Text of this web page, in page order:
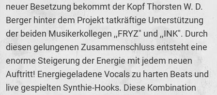
neuer Besetzung bekommt der Kopf Thorsten W. D.
Berger hinter dem Projekt tatkräftige Unterstützung
der beiden Musikerkollegen ,,FRYZ" und ,,INK". Durch
diesen gelungenen Zusammenschluss entsteht eine
enorme Steigerung der Energie mit jedem neuen
Auftritt! Energiegeladene Vocals zu harten Beats und
live gespielten Synthie-Hooks. Diese Kombination